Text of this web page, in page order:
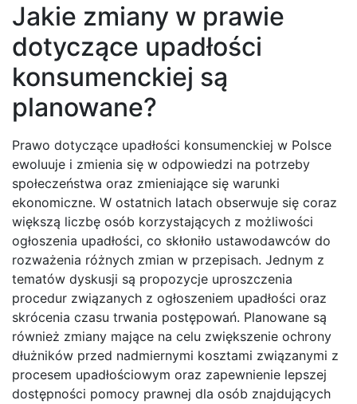
Jakie zmiany w prawie
dotyczące upadłości
konsumenckiej są
planowane?
Prawo dotyczące upadłości konsumenckiej w Polsce
ewoluuje i zmienia się w odpowiedzi na potrzeby
społeczeństwa oraz zmieniające się warunki
ekonomiczne. W ostatnich latach obserwuje się coraz
większą liczbę osób korzystających z możliwości
ogłoszenia upadłości, co skłoniło ustawodawców do
rozważenia różnych zmian w przepisach. Jednym z
tematów dyskusji są propozycje uproszczenia
procedur związanych z ogłoszeniem upadłości oraz
skrócenia czasu trwania postępowań. Planowane są
również zmiany mające na celu zwiększenie ochrony
dłużników przed nadmiernymi kosztami związanymi z
procesem upadłościowym oraz zapewnienie lepszej
dostępności pomocy prawnej dla osób znajdujących